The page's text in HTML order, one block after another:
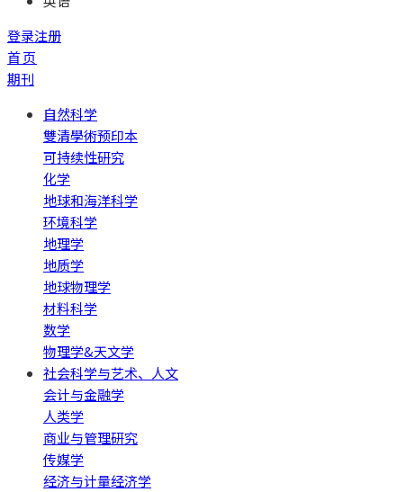
登录注册
首页
期刊
自然科学
雙清學術预印本
可持续性研究
化学
地球和海洋科学
环境科学
地理学
地质学
地球物理学
材料科学
数学
物理学&天文学
社会科学与艺术、人文
会计与金融学
人类学
商业与管理研究
传媒学
经济与计量经济学